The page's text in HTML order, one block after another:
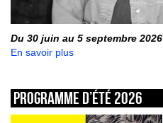
Du 30 juin au 5 septembre 2026
En savoir plus
Programme d’été 2026